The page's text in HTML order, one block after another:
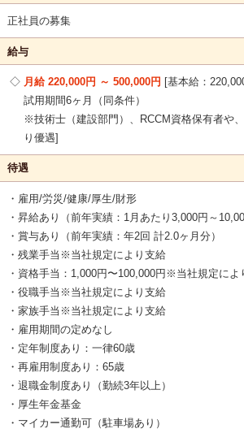
正社員の募集
給与
月給 220,000円 ～ 500,000円
基本給：
試用期間6ヶ月（同条件）
※技術士（建設部門）、RCCM資格保有者や
り優遇
待遇
・雇用/労災/健康/厚生/財形
・昇給あり（前年実績：1月あたり3,000円～
・賞与あり（前年実績：年2回 計2.0ヶ月分）
・残業手当※当社規定により支給
・資格手当：1,000円〜100,000円※当社規定によ
・役職手当※当社規定により支給
・家族手当※当社規定により支給
・雇用期間の定めなし
・定年制度あり：一律60歳
・再雇用制度あり：65歳
・退職金制度あり（勤続3年以上）
・厚生年金基金
・マイカー通勤可（駐車場あり）